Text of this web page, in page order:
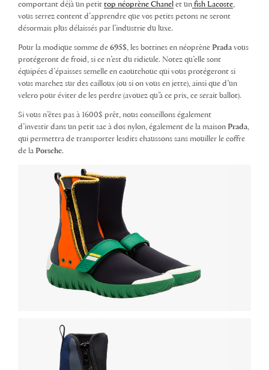
comportant déjà un petit top néoprène Chanel et un fish Lacoste,
vous serrez content d’apprendre que vos petits petons ne seront
désormais plus délaissés par l’industrie du luxe.
Pour la modique somme de 695$, les bottines en néoprène Prada vous
protégeront de froid, si ce n’est du ridicule. Notez qu’elle sont
équipées d’épaisses semelle en caoutchouc qui vous protégeront si
vous marchez sur des cailloux (ou si on vous en jette), ainsi que d’un
velcro pour éviter de les perdre (avouez qu’à ce prix, ce serait ballot).
Si vous n’êtes pas à 1600$ prêt, nous conseillons également
d’investir dans un petit sac à dos nylon, également de la maison Prada,
qui permettra de transporter lesdits chaussons sans mouiller le coffre
de la Porsche.